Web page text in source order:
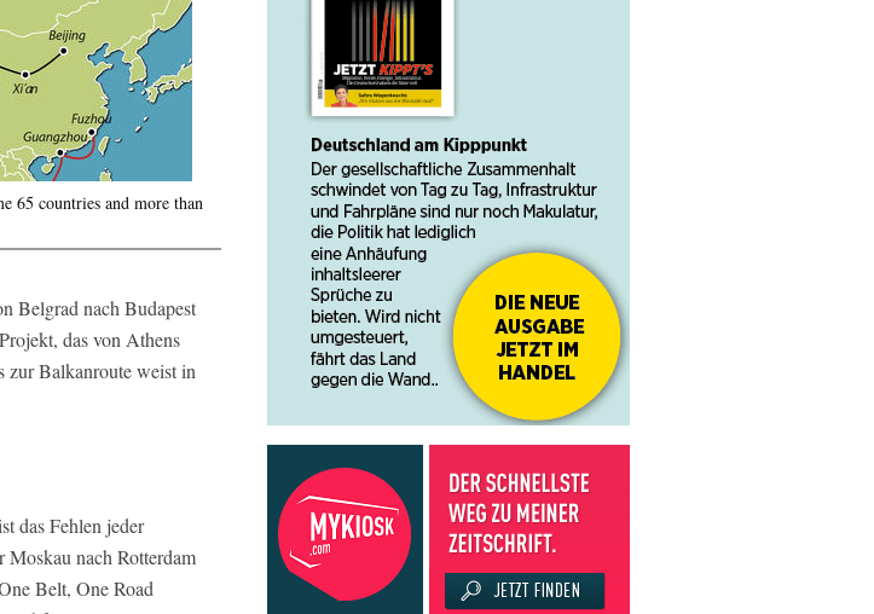
65 countries and more than
Belgrad nach Budapest
das von Athens
zur Balkanroute weist in
das Fehlen jeder
Moskau nach Rotterdam
Belt, One Road